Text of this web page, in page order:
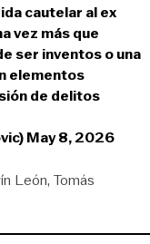
cautelar al ex
vez más que
ser inventos o una
elementos
de delitos
May 8, 2026
León Tomás